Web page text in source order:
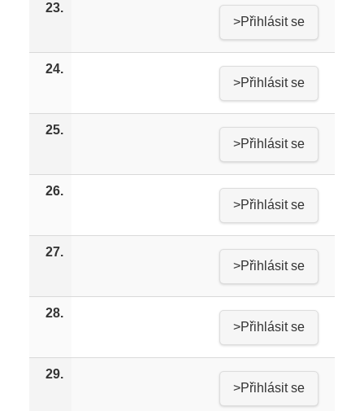
23.
>Přihlásit se
24.
>Přihlásit se
25.
>Přihlásit se
26.
>Přihlásit se
27.
>Přihlásit se
28.
>Přihlásit se
29.
>Přihlásit se